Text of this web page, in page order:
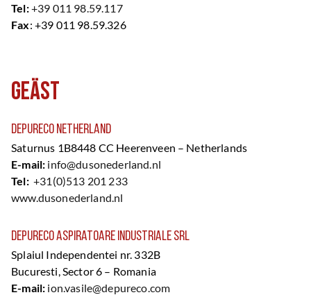
Tel:+39 011 98.59.117
Fax: +39 011 98.59.326
Geäst
Depureco Netherland
Saturnus 1B8448 CC Heerenveen – Netherlands
E-mail: info@dusonederland.nl
Tel: +31(0)513 201 233
www.dusonederland.nl
Depureco Aspiratoare Industriale Srl
Splaiul Independentei nr. 332B
Bucuresti, Sector 6 – Romania
E-mail: ion.vasile@depureco.com